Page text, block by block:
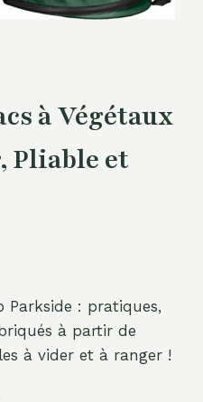
à Végétaux
Pliable et
Parkside : pratiques,
à partir de
à vider et à ranger !